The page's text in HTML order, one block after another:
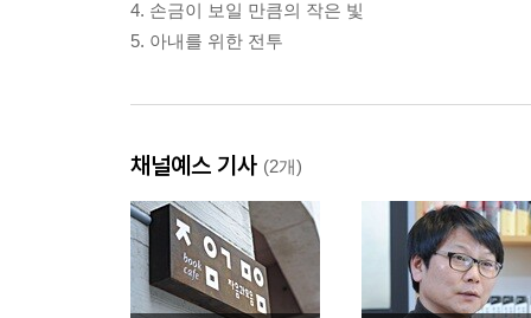
4. 손금이 보일 만큼의 작은 빛
5. 아내를 위한 전투
채널예스 기사 (2개)